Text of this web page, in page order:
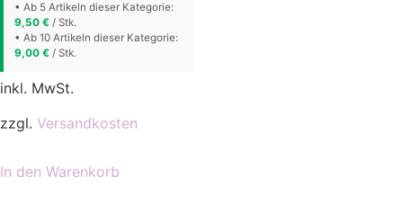
• Ab 5 Artikeln dieser Kategorie:
9,50 € / Stk.
• Ab 10 Artikeln dieser Kategorie:
9,00 € / Stk.
inkl. MwSt.
zzgl. Versandkosten
In den Warenkorb